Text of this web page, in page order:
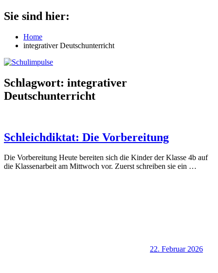
Zum
Inhalt
Schulimpulse
für
Grundschule
Sie sind hier:
Home
integrativer Deutschunterricht
Schlagwort: integrativer
Deutschunterricht
Schleichdiktat: Die Vorbereitung
Die Vorbereitung Heute bereiten sich die Kinder der Klasse 4b auf
die Klassenarbeit am Mittwoch vor. Zuerst schreiben sie ein …
22. Februar 2026